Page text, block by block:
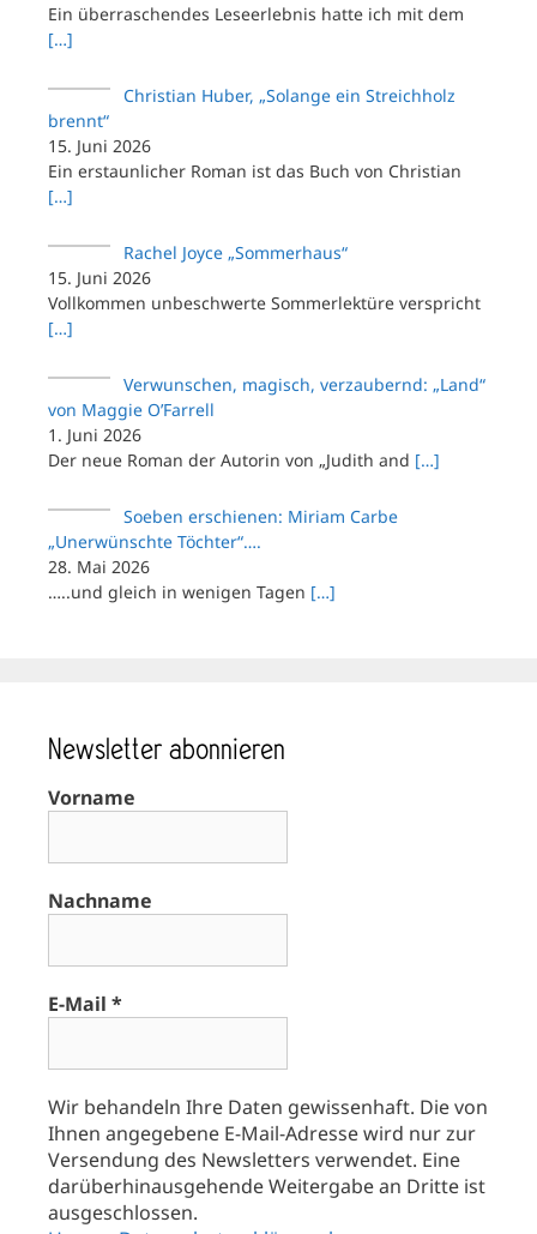
Ein überraschendes Leseerlebnis hatte ich mit dem
[…]
Christian Huber, „Solange ein Streichholz
brennt“
15. Juni 2026
Ein erstaunlicher Roman ist das Buch von Christian
[…]
Rachel Joyce „Sommerhaus“
15. Juni 2026
Vollkommen unbeschwerte Sommerlektüre verspricht
[…]
Verwunschen, magisch, verzaubernd: „Land“
von Maggie O’Farrell
1. Juni 2026
Der neue Roman der Autorin von „Judith and […]
Soeben erschienen: Miriam Carbe
„Unerwünschte Töchter“….
28. Mai 2026
…..und gleich in wenigen Tagen […]
Newsletter abonnieren
Vorname
Nachname
E-Mail *
Wir behandeln Ihre Daten gewissenhaft. Die von
Ihnen angegebene E-Mail-Adresse wird nur zur
Versendung des Newsletters verwendet. Eine
darüberhinausgehende Weitergabe an Dritte ist
ausgeschlossen.